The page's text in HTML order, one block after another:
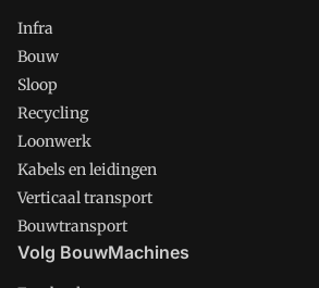
Infra
Bouw
Sloop
Recycling
Loonwerk
Kabels en leidingen
Verticaal transport
Bouwtransport
Volg BouwMachines